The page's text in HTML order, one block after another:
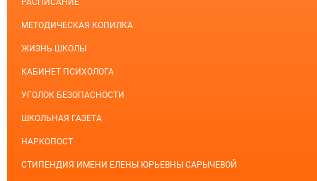
МЕТОДИЧЕСКАЯ КОПИЛКА
ЖИЗНЬ ШКОЛЫ
КАБИНЕТ ПСИХОЛОГА
УГОЛОК БЕЗОПАСНОСТИ
ШКОЛЬНАЯ ГАЗЕТА
НАРКОПОСТ
СТИПЕНДИЯ ИМЕНИ ЕЛЕНЫ ЮРЬЕВНЫ САРЫЧЕВОЙ